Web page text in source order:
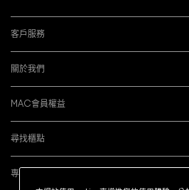
客戶服務
關於我們
MAC會員權益
尋找櫃點
專業彩妝服務